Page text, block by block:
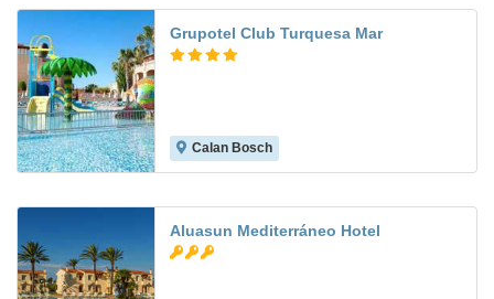
Grupotel Club Turquesa Mar
Calan Bosch
Aluasun Mediterráneo Hotel